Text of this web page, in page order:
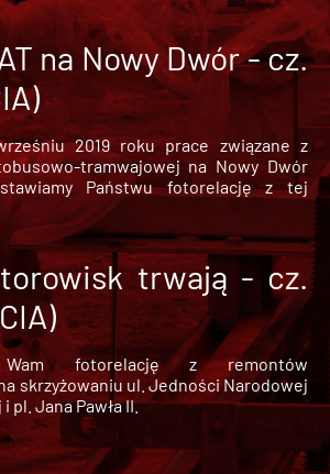
na Nowy Dwór - cz.
2019 roku prace związane z
tramwajowej na Nowy Dwór
Państwu fotorelację z tej
trwają - cz.
Wam fotorelację z remontów
skrzyżowaniu ul. Jedności Narodowej
pl. Jana Pawła II.